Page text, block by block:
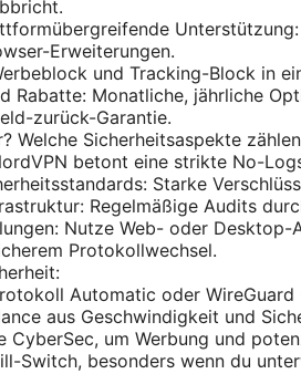
Erweiterungen.
und Tracking-Block in
Rabatte: Monatliche, jährliche
zurück-Garantie.
Welche Sicherheitsaspekte zählen
betont eine strikte No-
Starke
Regelmäßige Audits
Nutze Web- oder
Protokollwechsel.
Automatic oder
aus Geschwindigkeit und
CyberSec, um Werbung und
Switch, besonders wenn du